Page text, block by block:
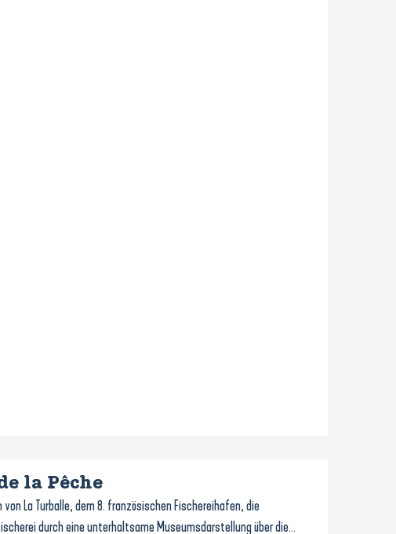
la Pêche
von La Turballe, dem 8. französischen Fischereihafen, die
durch eine unterhaltsame Museumsdarstellung über die...